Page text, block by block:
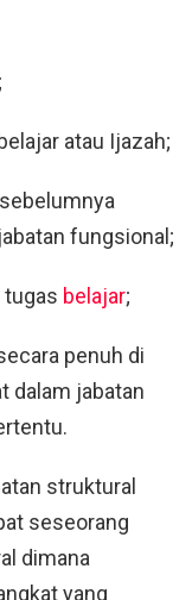
;
atau Ijazah;
fungsional;
tugas belajar;
penuh di
dalam jabatan
struktural
seseorang
dimana
yang